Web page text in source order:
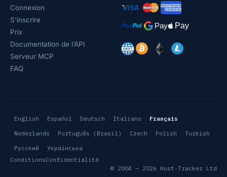
Connexion
S’inscrire
Prix
Documentation de l’API
Serveur MCP
FAQ
English Español Deutsch Italiano
Français
Nederlands
Português (Brasil) Czech Polish
Turkish
Русский
Українська
ConditionsConfidentialité
© 2004 – 2026 Host-Tracker Ltd